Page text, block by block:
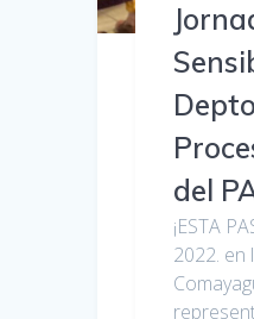
del
¡ESTA
2022. en